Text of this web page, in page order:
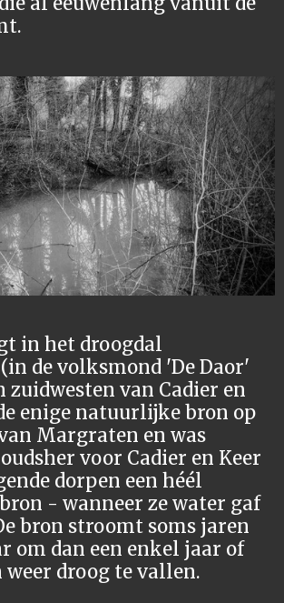
in het droogdal
(in de volksmond 'De Daor'
zuidwesten van Cadier en
enige natuurlijke bron op
Margraten en was
voor Cadier en Keer
dorpen een héél
- wanneer ze water gaf
bron stroomt soms jaren
om dan een enkel jaar of
droog te vallen.